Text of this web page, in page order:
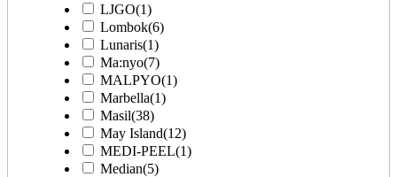
LJGO(1)
Lombok(6)
Lunaris(1)
Ma:nyo(7)
MALPYO(1)
Marbella(1)
Masil(38)
May Island(12)
MEDI-PEEL(1)
Median(5)